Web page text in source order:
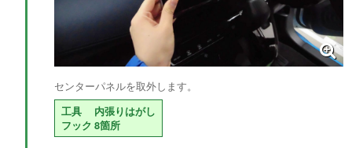
センターパネルを取外します。
工具
内張りはがし
フック 8箇所